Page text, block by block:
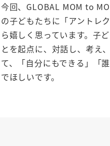
今回、GLOBAL MOM to
の子どもたちに「アントレ
ら嬉しく思っています。子
とを起点に、対話し、考え
て、「自分にもできる」「
でほしいです。